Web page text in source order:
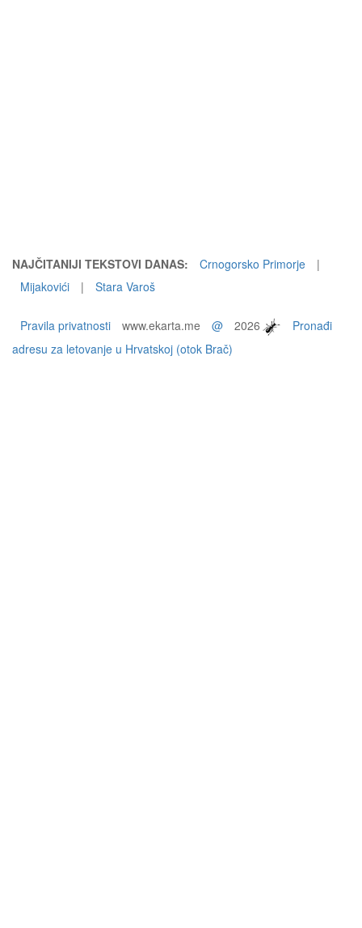
NAJČITANIJI TEKSTOVI DANAS: Crnogorsko Primorje
|
Mijakovići
| Stara Varoš
Pravila privatnosti www.ekarta.me @ 2026
Pronađi
adresu za letovanje u Hrvatskoj (otok Brač)